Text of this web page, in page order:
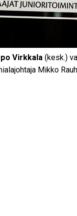
Virkkala (kesk.)
Mikko